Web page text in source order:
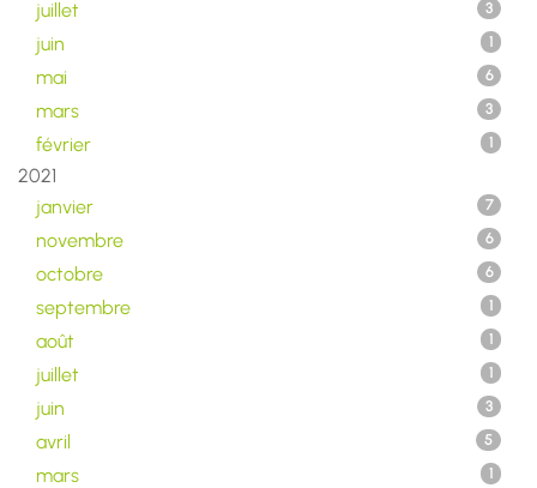
juillet 3
juin 1
mai 6
mars 3
février 1
2021
janvier
7
novembre 6
octobre 6
septembre 1
août 1
juillet 1
juin 3
avril 5
mars 1